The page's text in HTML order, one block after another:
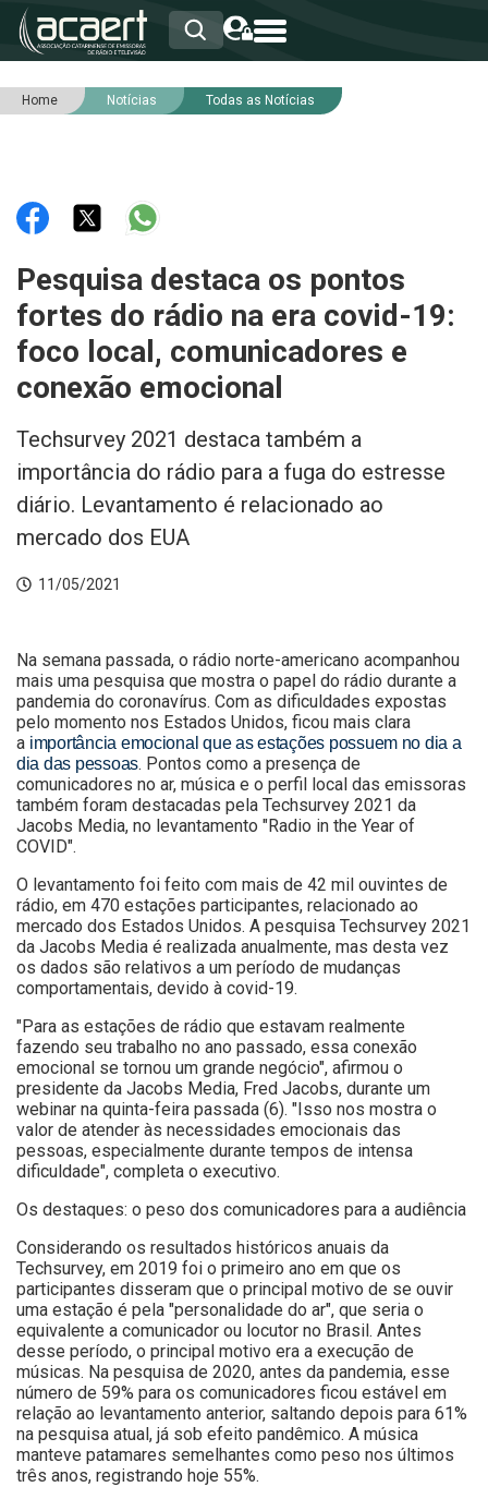
HOME
RNA
NOTÍCIAS
SERVIÇOS
INTEGRIDADE
Home Notícias Todas as Notícias
Pesquisa destaca os pontos
fortes do rádio na era covid-19:
foco local, comunicadores e
conexão emocional
Techsurvey 2021 destaca também a
importância do rádio para a fuga do estresse
diário. Levantamento é relacionado ao
mercado dos EUA
11/05/2021
Na semana passada, o rádio norte-americano acompanhou
mais uma pesquisa que mostra o papel do rádio durante a
pandemia do coronavírus. Com as dificuldades expostas
pelo momento nos Estados Unidos, ficou mais clara
a importância emocional que as estações possuem no dia a
dia das pessoas. Pontos como a presença de
comunicadores no ar, música e o perfil local das emissoras
também foram destacadas pela Techsurvey 2021 da
Jacobs Media, no levantamento "Radio in the Year of
COVID".
O levantamento foi feito com mais de 42 mil ouvintes de
rádio, em 470 estações participantes, relacionado ao
mercado dos Estados Unidos. A pesquisa Techsurvey 2021
da Jacobs Media é realizada anualmente, mas desta vez
os dados são relativos a um período de mudanças
comportamentais, devido à covid-19.
"Para as estações de rádio que estavam realmente
fazendo seu trabalho no ano passado, essa conexão
emocional se tornou um grande negócio", afirmou o
presidente da Jacobs Media, Fred Jacobs, durante um
webinar na quinta-feira passada (6). "Isso nos mostra o
valor de atender às necessidades emocionais das
pessoas, especialmente durante tempos de intensa
dificuldade", completa o executivo.
Os destaques: o peso dos comunicadores para a audiência
Considerando os resultados históricos anuais da
Techsurvey, em 2019 foi o primeiro ano em que os
participantes disseram que o principal motivo de se ouvir
uma estação é pela "personalidade do ar", que seria o
equivalente a comunicador ou locutor no Brasil. Antes
desse período, o principal motivo era a execução de
músicas. Na pesquisa de 2020, antes da pandemia, esse
número de 59% para os comunicadores ficou estável em
relação ao levantamento anterior, saltando depois para 61%
na pesquisa atual, já sob efeito pandêmico. A música
manteve patamares semelhantes como peso nos últimos
três anos, registrando hoje 55%.